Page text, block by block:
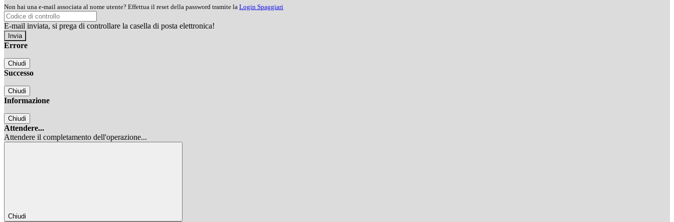
Non hai una e-mail associata al nome utente? Effettua il reset della password tramite la Login Spaggiari
E-mail inviata, si prega di controllare la casella di posta elettronica!
Errore
Chiudi
Successo
Chiudi
Informazione
Chiudi
Attendere...
Attendere il completamento dell'operazione...
Chiudi